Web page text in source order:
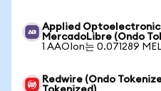
Applied
MercadoLibre (Ondo
1 AAOIon는 0.071289
Redwire (Ondo